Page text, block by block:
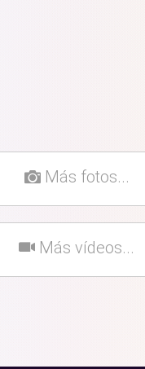
Más fotos...
Más vídeos...